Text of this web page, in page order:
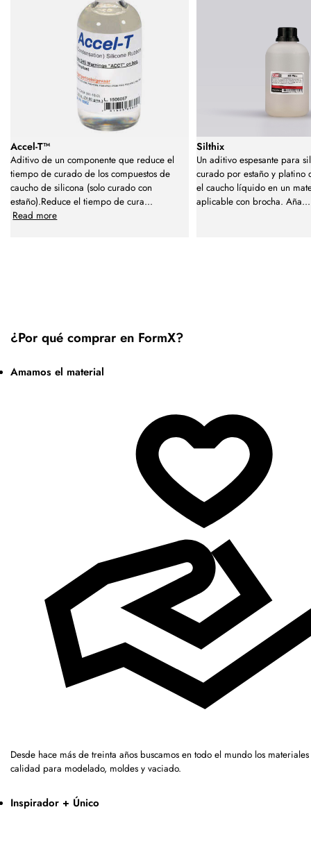
Accel-T™
Aditivo de un componente que reduce el
tiempo de curado de los compuestos de
caucho de silicona (solo curado con
estaño).Reduce el tiempo de cura...
Read more
Silthix
Un aditivo espesante para
curado por estaño y platino
el caucho líquido en un
aplicable con brocha. Aña...
¿Por qué comprar en FormX?
Amamos el material
Desde hace más de treinta años buscamos en todo el mundo los
calidad para modelado, moldes y vaciado.
Inspirador + Único